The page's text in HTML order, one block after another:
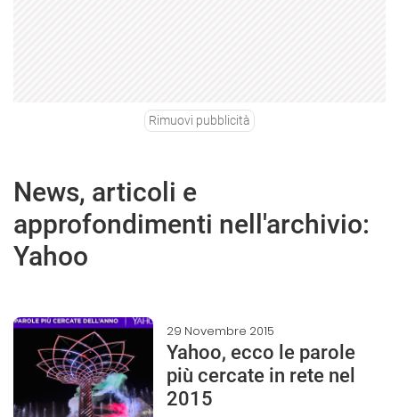
Rimuovi pubblicità
News, articoli e
approfondimenti nell'archivio:
Yahoo
29 Novembre 2015
Yahoo, ecco le parole
più cercate in rete nel
2015